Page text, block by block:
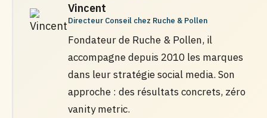
Vincent
Directeur Conseil chez Ruche & Pollen
Fondateur de Ruche & Pollen, il
accompagne depuis 2010 les marques
dans leur stratégie social media. Son
approche : des résultats concrets, zéro
vanity metric.